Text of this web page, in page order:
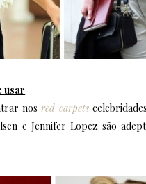
usar
nos red carpets
e Jennifer Lopez são